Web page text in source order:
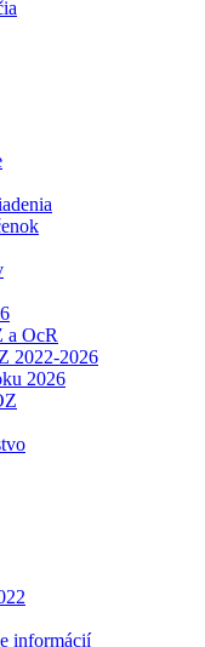
a OcR
2022-2026
2026
informácií